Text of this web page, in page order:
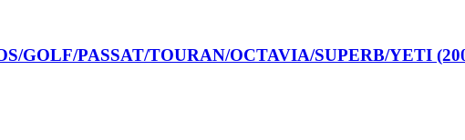
GOLF/PASSAT/TOURAN/OCTAVIA/SUPERB/YETI